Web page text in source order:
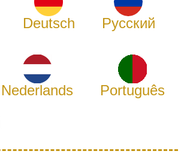
Deutsch Русский
Nederlands Português